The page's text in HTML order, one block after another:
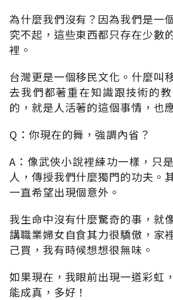
為什麼我們沒有？因為我們是一
究不起，這些東西都只存在少數
裡。
台灣更是一個移民文化。什麼叫
去我們都著重在知識跟技術的
的，就是人活著的這個事情，也
Q：你現在的舞，強調內省？
A：像武俠小說裡練功一樣，只
人，傳授我們什麼獨門的功夫。
一直希望出現個意外。
我生命中沒有什麼驚奇的事，就
講職業婦女自食其力很驕傲，家
己買，我有時候想想很無味。
如果現在，我眼前出現一道彩虹
能成真，多好！